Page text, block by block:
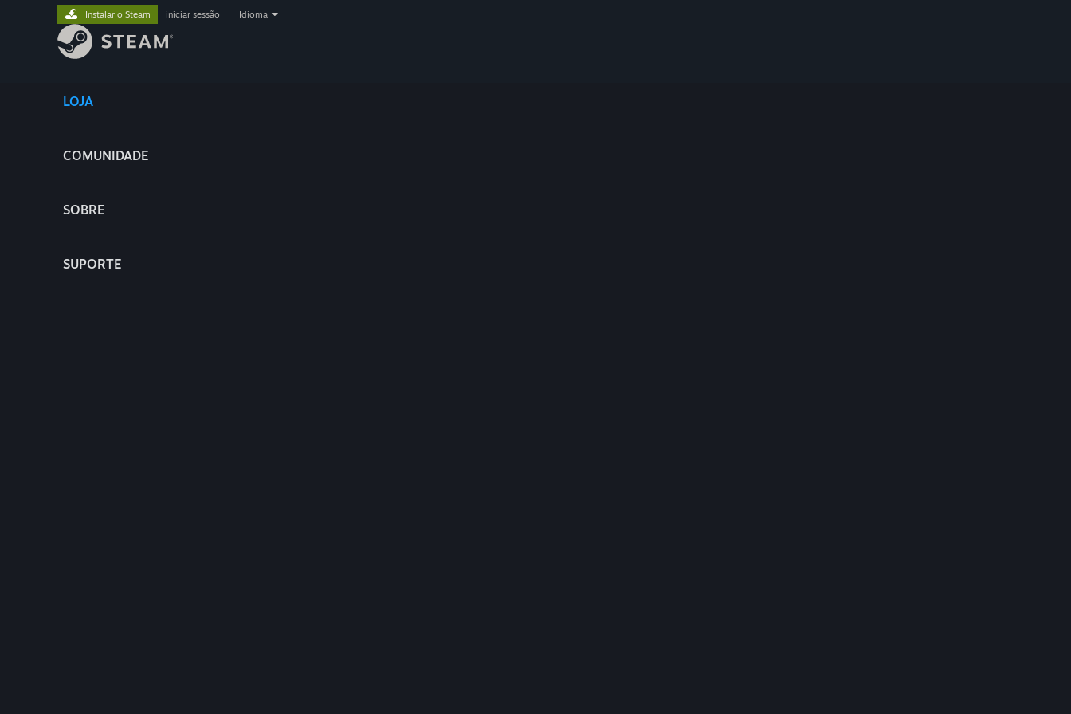
LOJA
COMUNIDADE
SOBRE
SUPORTE
Instalar o Steam iniciar sessão Idioma